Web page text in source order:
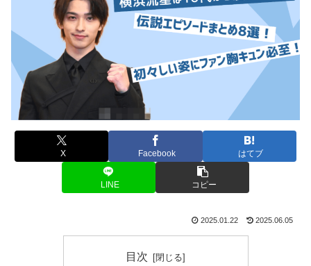
X Facebook はてブ
LINE コピー
2025.01.22 2025.06.05
目次